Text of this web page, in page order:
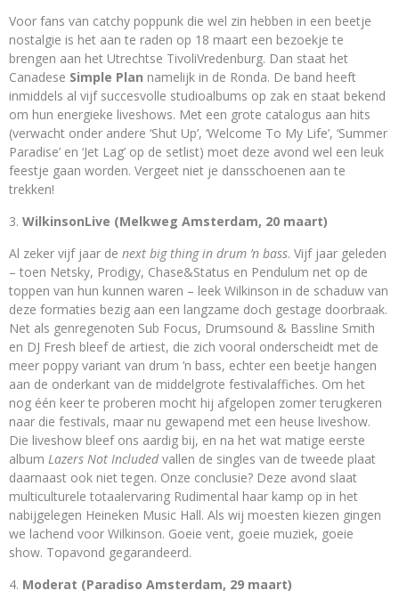
Voor fans van catchy poppunk die wel zin hebben in een beetje
nostalgie is het aan te raden op 18 maart een bezoekje te
brengen aan het Utrechtse TivoliVredenburg. Dan staat het
Canadese Simple Plan namelijk in de Ronda. De band heeft
inmiddels al vijf succesvolle studioalbums op zak en staat bekend
om hun energieke liveshows. Met een grote catalogus aan hits
(verwacht onder andere ‘Shut Up’, ‘Welcome To My Life’, ‘Summer
Paradise’ en ‘Jet Lag’ op de setlist) moet deze avond wel een leuk
feestje gaan worden. Vergeet niet je dansschoenen aan te
trekken!
WilkinsonLive (Melkweg Amsterdam, 20 maart)
Al zeker vijf jaar de next big thing in drum ’n bass. Vijf jaar geleden
– toen Netsky, Prodigy, Chase&Status en Pendulum net op de
toppen van hun kunnen waren – leek Wilkinson in de schaduw van
deze formaties bezig aan een langzame doch gestage doorbraak.
Net als genregenoten Sub Focus, Drumsound & Bassline Smith
en DJ Fresh bleef de artiest, die zich vooral onderscheidt met de
meer poppy variant van drum ’n bass, echter een beetje hangen
aan de onderkant van de middelgrote festivalaffiches. Om het
nog één keer te proberen mocht hij afgelopen zomer terugkeren
naar die festivals, maar nu gewapend met een heuse liveshow.
Die liveshow bleef ons aardig bij, en na het wat matige eerste
album Lazers Not Includedvallen de singles van de tweede plaat
daarnaast ook niet tegen. Onze conclusie? Deze avond slaat
multiculturele totaalervaring Rudimental haar kamp op in het
nabijgelegen Heineken Music Hall. Als wij moesten kiezen gingen
we lachend voor Wilkinson. Goeie vent, goeie muziek, goeie
show. Topavond gegarandeerd.
Moderat (Paradiso Amsterdam, 29 maart)